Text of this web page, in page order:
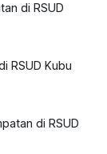
di RSUD
RSUD Kubu
di RSUD